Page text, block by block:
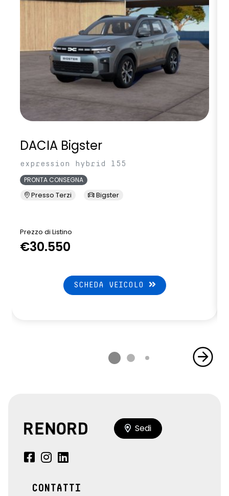
DACIA Bigster
expression hybrid 155
PRONTA CONSEGNA
Presso Terzi Bigster
Prezzo di Listino
€30.550
SCHEDA VEICOLO
Sedi
CONTATTI